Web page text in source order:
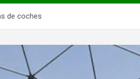
de coches